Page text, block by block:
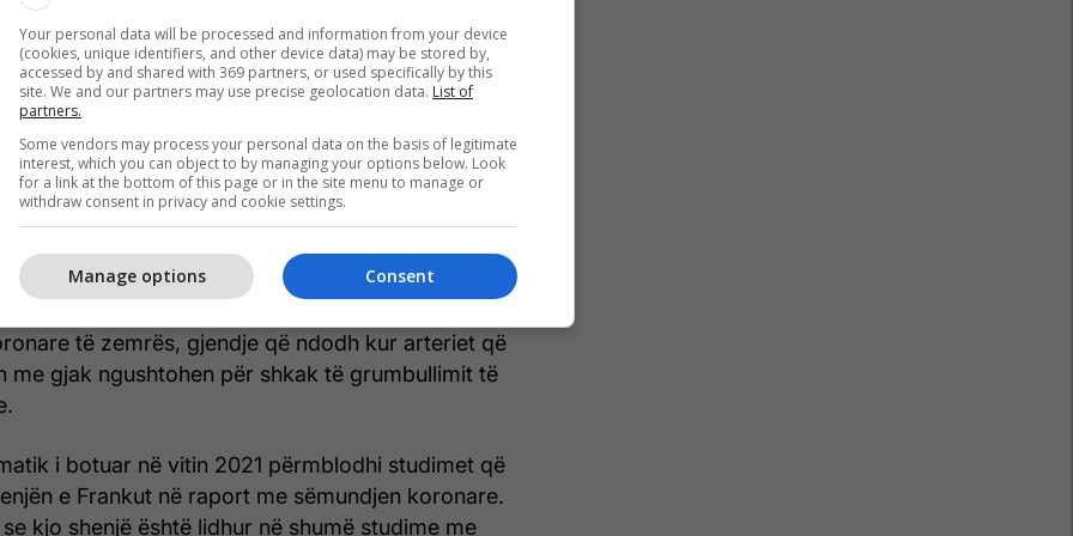
anginë pektoris dhe sëmundje koronare të
studime janë marrë me këtë lidhje. Rezultatet
mund të jetë më e shpeshtë te personat me
dhe të enëve të gjakut, sidomos kur shoqërohet
tjerë rreziku.
së veshit dhe zemrës
lidhur brazdën diagonale në llapën e veshit
të zemrës, gjendje që ndodh kur arteriet që
me gjak ngushtohen për shkak të grumbullimit të
i botuar në vitin 2021 përmblodhi studimet që
e Frankut në raport me sëmundjen koronare.
kjo shenjë është lidhur në shumë studime me
Your personal data will be processed and information from your device
(cookies, unique identifiers, and other device data) may be stored by,
accessed by and shared with 369 partners, or used specifically by this
site. We and our partners may use precise geolocation data. List of
partners.
Some vendors may process your personal data on the basis of legitimate
interest, which you can object to by managing your options below. Look
for a link at the bottom of this page or in the site menu to manage or
withdraw consent in privacy and cookie settings.
Consent
Manage options